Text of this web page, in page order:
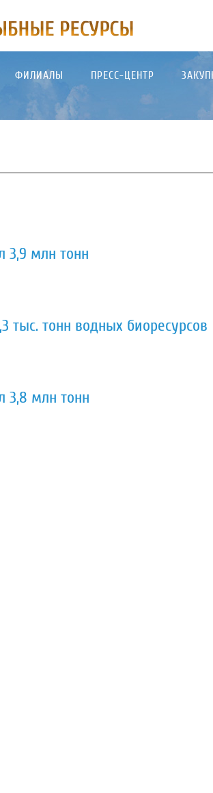
ФИЛИАЛЫ ПРЕСС-ЦЕНТР
3,9 млн тонн
тыс. тонн водных биоресурсов
3,8 млн тонн